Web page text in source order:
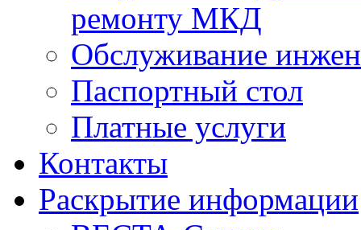
ремонту МКД
Обслуживание
Паспортный стол
Платные услуги
Контакты
Раскрытие информации